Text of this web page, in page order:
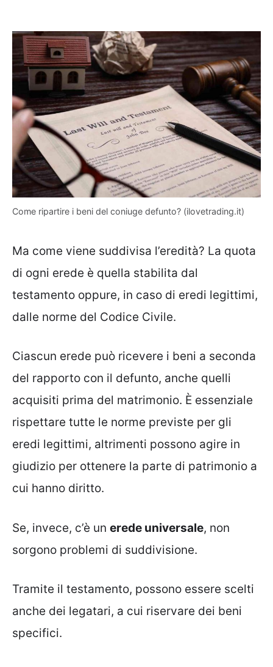
Come ripartire i beni del coniuge defunto? (ilovetrading.it)
Ma come viene suddivisa l’eredità? La quota
di ogni erede è quella stabilita dal
testamento oppure, in caso di eredi legittimi,
dalle norme del Codice Civile.
Ciascun erede può ricevere i beni a seconda
del rapporto con il defunto, anche quelli
acquisiti prima del matrimonio. È essenziale
rispettare tutte le norme previste per gli
eredi legittimi, altrimenti possono agire in
giudizio per ottenere la parte di patrimonio a
cui hanno diritto.
Se, invece, c’è un erede universale, non
sorgono problemi di suddivisione.
Tramite il testamento, possono essere scelti
anche dei legatari, a cui riservare dei beni
specifici.